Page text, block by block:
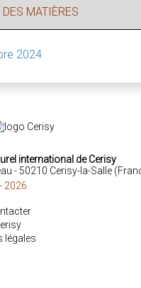
DES MATIÈRES
2024
international de Cerisy
- 50210 Cerisy-la-Salle
2026
légales